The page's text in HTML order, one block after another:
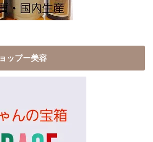
ップー美容